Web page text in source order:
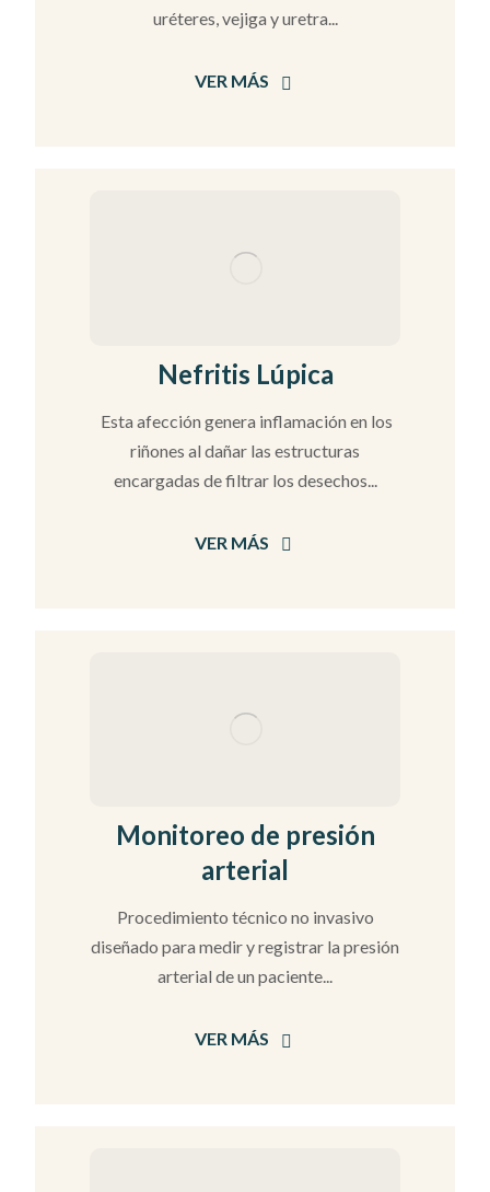
uréteres, vejiga y uretra...
VER MÁS
Nefritis Lúpica
Esta afección genera inflamación en los
riñones al dañar las estructuras
encargadas de filtrar los desechos...
VER MÁS
Monitoreo de presión
arterial
Procedimiento técnico no invasivo
diseñado para medir y registrar la presión
arterial de un paciente...
VER MÁS